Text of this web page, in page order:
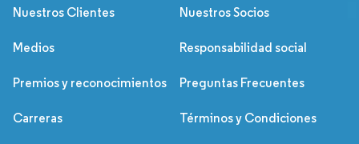
Nuestros Clientes Nuestros Socios
Medios Responsabilidad social
Premios y reconocimientos Preguntas Frecuentes
Carreras Términos y Condiciones